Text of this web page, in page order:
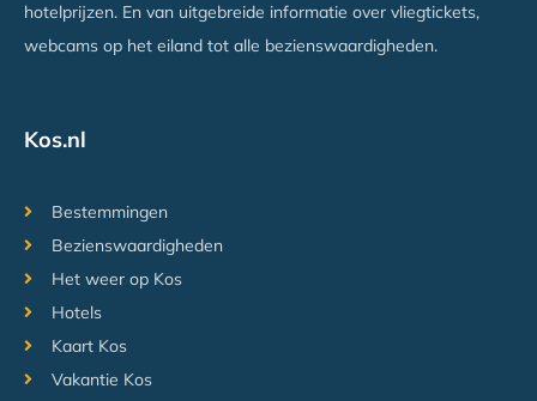
hotelprijzen. En van uitgebreide informatie over vliegtickets,
webcams op het eiland tot alle bezienswaardigheden.
Kos.nl
Bestemmingen
Bezienswaardigheden
Het weer op Kos
Hotels
Kaart Kos
Vakantie Kos